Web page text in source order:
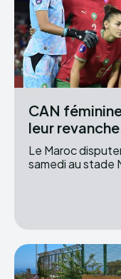
CAN
leur
Le Maroc
samedi au stade